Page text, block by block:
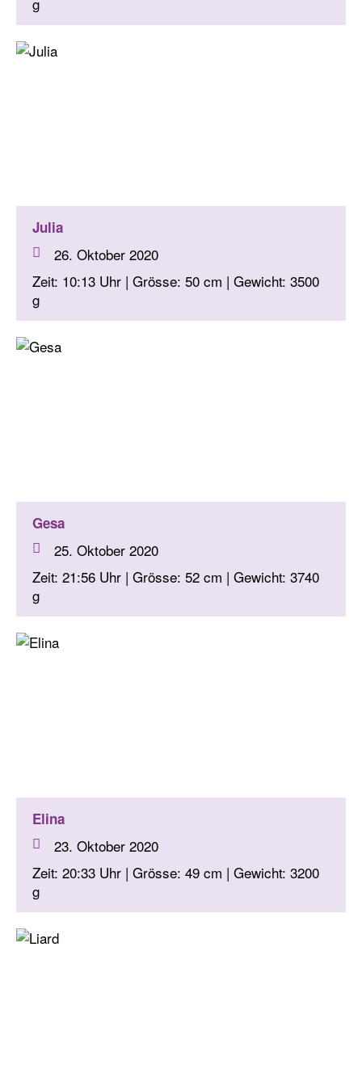
Julia
26. Oktober 2020
Zeit: 10:13 Uhr | Grösse: 50 cm | Gewicht: 3500
g
Gesa
25. Oktober 2020
Zeit: 21:56 Uhr | Grösse: 52 cm | Gewicht: 3740
g
Elina
23. Oktober 2020
Zeit: 20:33 Uhr | Grösse: 49 cm | Gewicht: 3200
g